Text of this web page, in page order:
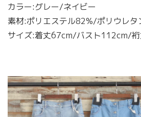
カラー:グレー/ネイビー
素材:ポリエステル82%/ポリウレタ
サイズ:着丈67cm/バスト112cm/